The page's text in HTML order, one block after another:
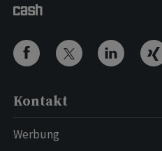
Kontakt
Werbung